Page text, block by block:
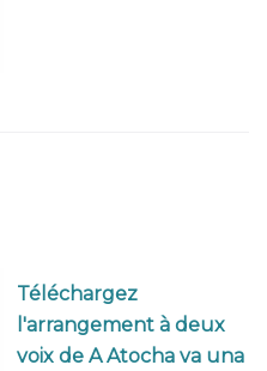
Téléchargez
l'arrangement à deux
voix de A Atocha va una